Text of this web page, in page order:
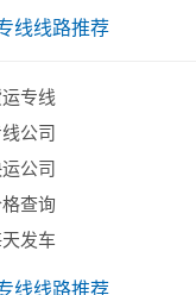
线线路推荐
专线
公司
公司
查询
发车
线线路推荐